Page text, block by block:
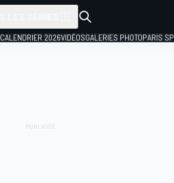
CALENDRIER 2026VIDÉOSGALERIES PHOTOPARIS